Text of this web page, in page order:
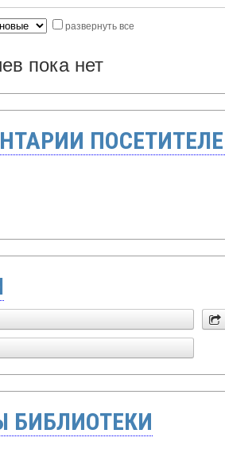
развернуть все
пока нет
БИБЛИОТЕКИ